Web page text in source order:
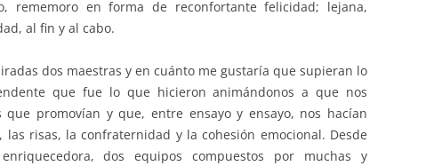
rememoro en forma de reconfortante felicidad; lejana,
al fin y al cabo.
dos maestras y en cuánto me gustaría que supieran lo
que fue lo que hicieron animándonos a que nos
promovían y que, entre ensayo y ensayo, nos hacían
las risas, la confraternidad y la cohesión emocional. Desde
dos equipos compuestos por muchas y